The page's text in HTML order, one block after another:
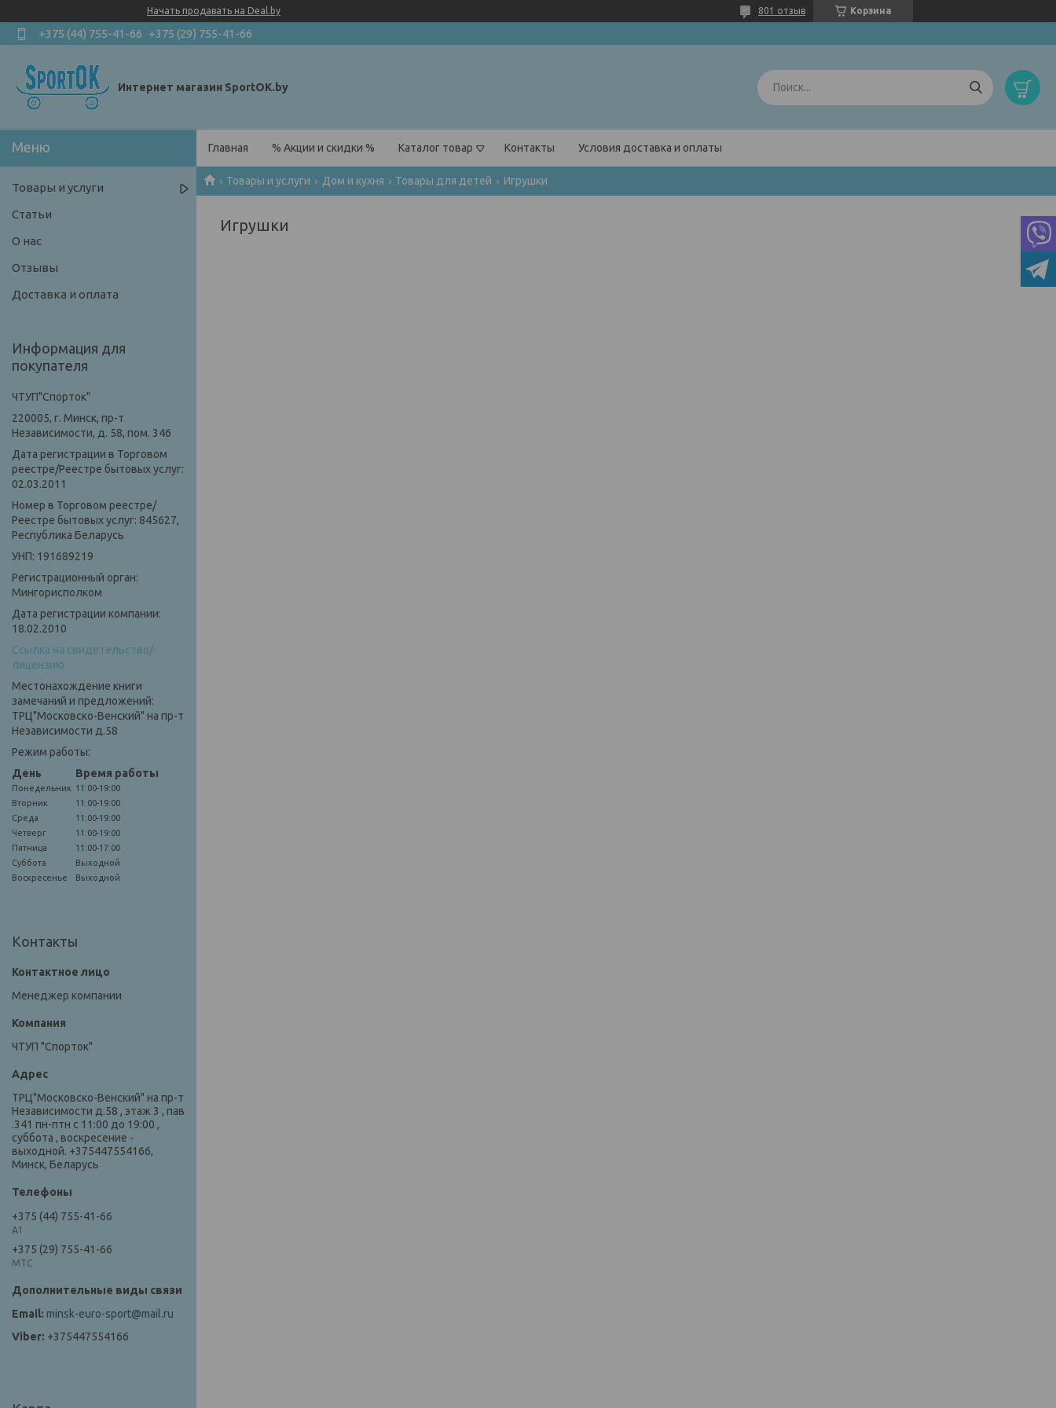
Начать продавать на Deal.by Корзина
801 отзыв
+375 (44) 755-41-66 +375 (29) 755-41-66
Интернет магазин SportOK.by
Главная % Акции и скидки % Каталог товар Контакты Условия доставка и оплаты
Товары и услуги Дом и кухня Товары для детей Игрушки
Игрушки
Товары и услуги
Статьи
О нас
Отзывы
Доставка и оплата
Информация для
покупателя
ЧТУП"Спорток"
220005, г. Минск, пр-т
Независимости, д. 58, пом. 346
Дата регистрации в Торговом
реестре/Реестре бытовых услуг:
02.03.2011
Номер в Торговом реестре/
Реестре бытовых услуг: 845627,
Республика Беларусь
УНП: 191689219
Регистрационный орган:
Мингорисполком
Дата регистрации компании:
18.02.2010
Ссылка на свидетельство/
лицензию
Местонахождение книги
замечаний и предложений:
ТРЦ"Московско-Венский" на пр-т
Независимости д.58
Режим работы:
День
Время работы
Понедельник 11:00-19:00
Вторник
11:00-19:00
Среда
11:00-19:00
Четверг
11:00-19:00
Пятница
11:00-17:00
Суббота
Выходной
Воскресенье
Выходной
Контакты
Менеджер компании
ЧТУП "Спорток"
ТРЦ"Московско-Венский" на пр-т
Независимости д.58 , этаж 3 , пав
.341 пн-птн с 11:00 до 19:00 ,
суббота , воскресение -
выходной. +375447554166,
Минск, Беларусь
+375 (44) 755-41-66
А1
+375 (29) 755-41-66
МТС
minsk-euro-sport@mail.ru
+375447554166